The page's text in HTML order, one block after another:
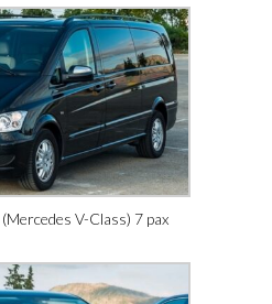
V-Class) 7 pax